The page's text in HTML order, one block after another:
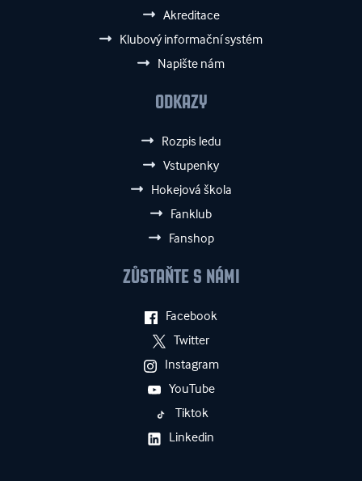
Akreditace
Klubový informační systém
Napište nám
ODKAZY
Rozpis ledu
Vstupenky
Hokejová škola
Fanklub
Fanshop
ZŮSTAŇTE S NÁMI
Facebook
Twitter
Instagram
YouTube
Tiktok
Linkedin